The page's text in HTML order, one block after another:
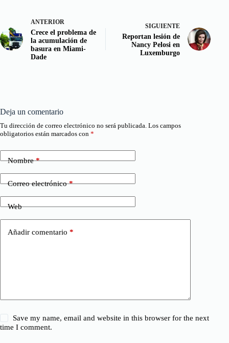
ANTERIOR
Crece el problema de
la acumulación de
basura en Miami-
Dade
SIGUIENTE
Reportan lesión de
Nancy Pelosi en
Luxemburgo
Deja un comentario
Tu dirección de correo electrónico no será publicada. Los campos
obligatorios están marcados con *
Nombre*
Correo electrónico*
Web
Añadir comentario *
Save my name, email and website in this browser for the next
time I comment.